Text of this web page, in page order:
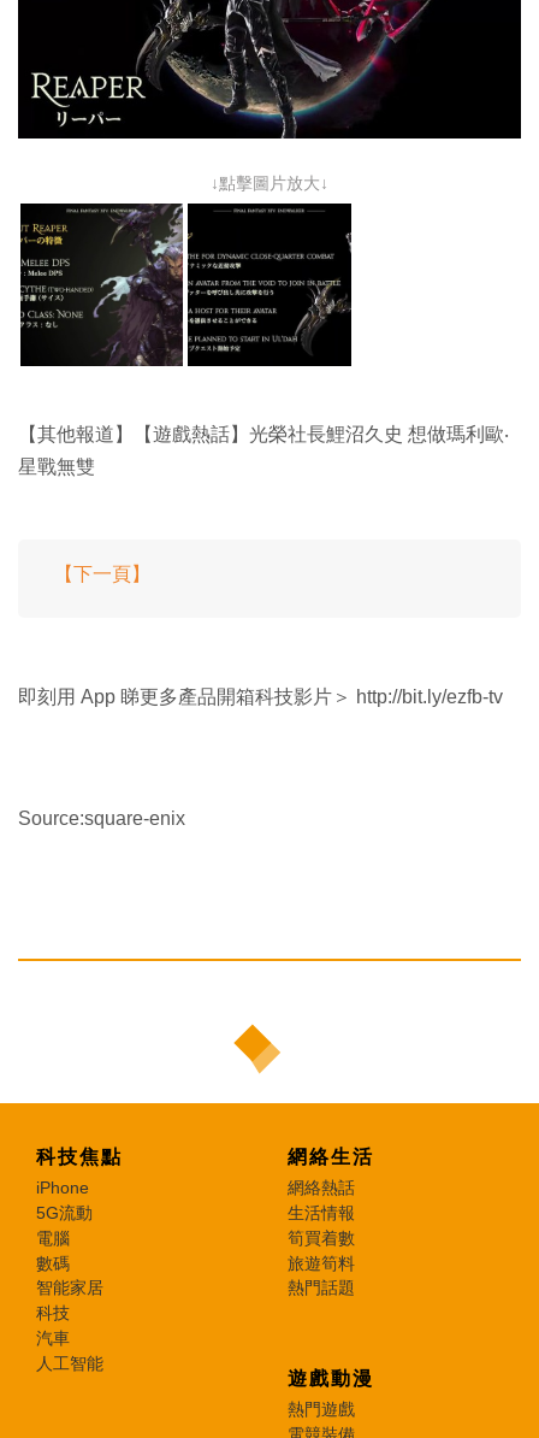
↓點擊圖片放大↓
【其他報道】【遊戲熱話】光榮社長鯉沼久史 想做瑪利歐‧
星戰無雙
【下一頁】
即刻用 App 睇更多產品開箱科技影片＞ http://bit.ly/ezfb-tv
Source:square-enix
科技焦點
iPhone
5G流動
電腦
數碼
智能家居
科技
汽車
人工智能
網絡生活
網絡熱話
生活情報
筍買着數
旅遊筍料
熱門話題
遊戲動漫
熱門遊戲
電競裝備